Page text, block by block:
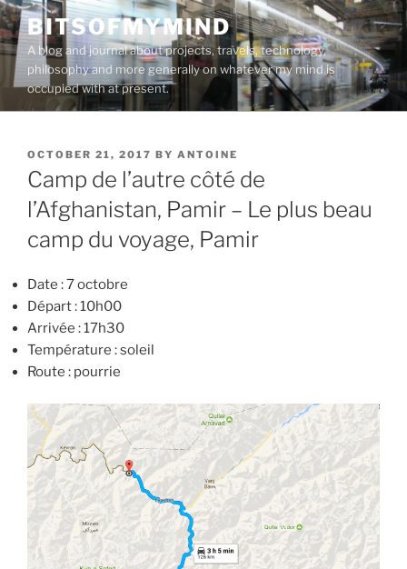
Skip
to
content
BITSOFMYMIND
A blog and journal about projects, travels, technology,
philosophy and more generally on whatever my mind is
occupied with at present.
POSTED
ON
OCTOBER 21, 2017 BY ANTOINE
Camp de l’autre côté de
l’Afghanistan, Pamir – Le plus beau
camp du voyage, Pamir
Date : 7 octobre
Départ : 10h00
Arrivée : 17h30
Température : soleil
Route : pourrie